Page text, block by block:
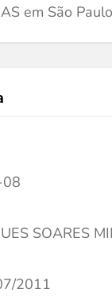
em São
SOARES
2011